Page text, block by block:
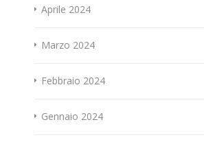
Aprile 2024
Marzo 2024
Febbraio 2024
Gennaio 2024